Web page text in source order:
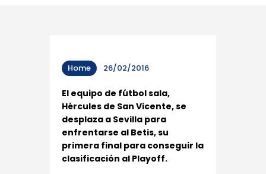
Home 26/02/2016
El equipo de fútbol sala,
Hércules de San Vicente, se
desplaza a Sevilla para
enfrentarse al Betis, su
primera final para conseguir la
clasificación al Playoff.